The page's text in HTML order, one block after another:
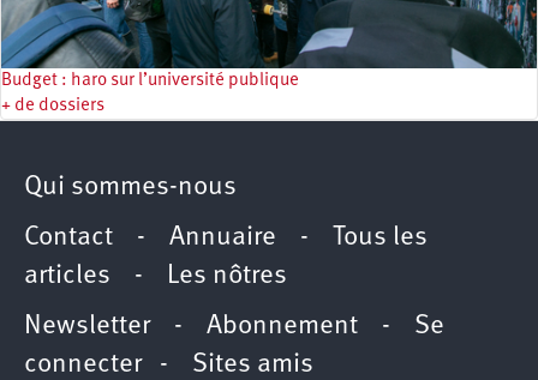
Budget : haro sur l’université publique
+ de dossiers
Qui sommes-nous
Contact - Annuaire -
Tous les
articles - Les nôtres
Newsletter- Abonnement - Se
connecter- Sites amis